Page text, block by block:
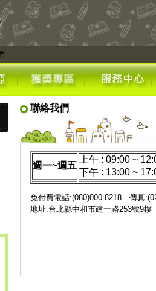
聯絡我們
週一~週五
上午 : 09:00 ~
下午 : 13:00 ~
免付費電話:(080)000-8218 傳真
地址:台北縣中和市建一路253號9